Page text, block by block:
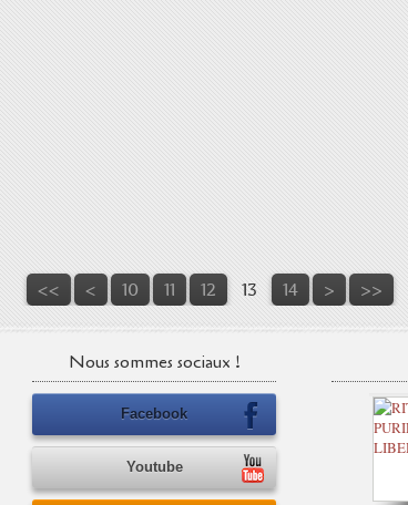
<< < 10 11 12 13 14 > >>
Nous sommes sociaux !
Facebook
Youtube